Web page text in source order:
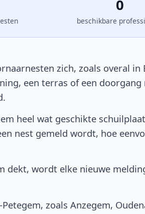
0
beschikbare
zich, zoals overal in
een terras of een doorgang
heel wat geschikte
nest gemeld wordt, hoe
dekt, wordt elke nieuwe
zoals Anzegem,